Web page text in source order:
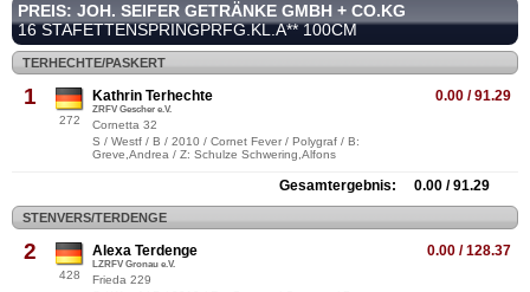
PREIS: JOH. SEIFER GETRÄNKE GMBH + CO.KG
16 STAFETTENSPRINGPRFG.KL.A** 100CM
TERHECHTE/PASKERT
1
272
0.00 / 91.29
Kathrin Terhechte
ZRFV Gescher e.V.
Cornetta 32
S / Westf / B / 2010 / Cornet Fever / Polygraf / B:
Greve,Andrea / Z: Schulze Schwering,Alfons
Gesamtergebnis: 0.00 / 91.29
STENVERS/TERDENGE
2
428
0.00 / 128.37
Alexa Terdenge
LZRFV Gronau e.V.
Frieda 229